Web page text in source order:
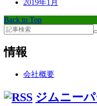
2019年1月
Back to Top
情報
会社概要
ジムニー